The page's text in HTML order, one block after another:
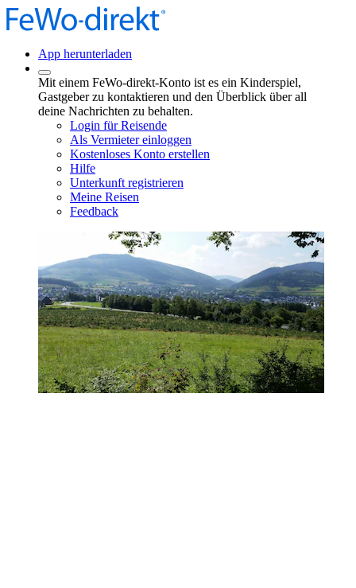
App herunterladen
Mit einem FeWo-direkt-Konto ist es ein Kinderspiel,
Gastgeber zu kontaktieren und den Überblick über all
deine Nachrichten zu behalten.
Login für Reisende
Als Vermieter einloggen
Kostenloses Konto erstellen
Hilfe
Unterkunft registrieren
Meine Reisen
Feedback